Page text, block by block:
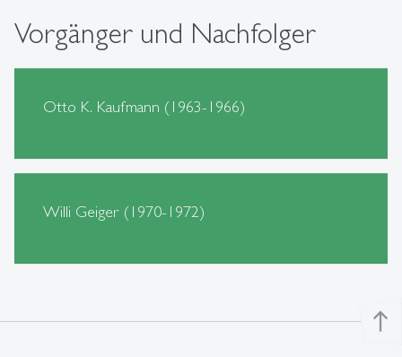
Vorgänger und Nachfolger
Otto K. Kaufmann (1963-1966)
Willi Geiger (1970-1972)
north